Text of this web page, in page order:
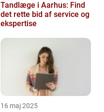
Tandlæge i Aarhus: Find
det rette bid af service og
ekspertise
16 maj 2025